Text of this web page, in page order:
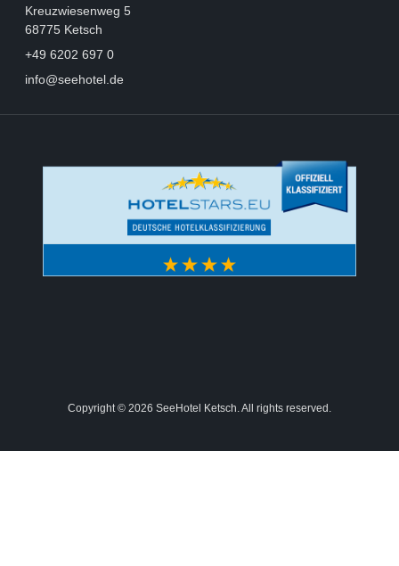
Kreuzwiesenweg 5
68775 Ketsch
+49 6202 697 0
info@seehotel.de
Copyright © 2026 SeeHotel Ketsch. All rights reserved.